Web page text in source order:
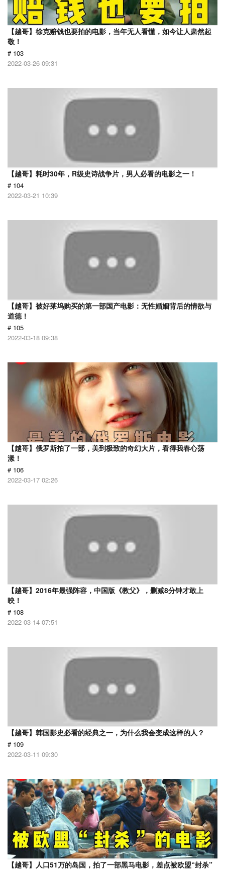
【越哥】徐克赔钱也要拍的电影，当年无人看懂，如今让人肃然起
敬！
# 103
2022-03-26 09:31
【越哥】耗时30年，R级史诗战争片，男人必看的电影之一！
# 104
2022-03-21 10:39
【越哥】被好莱坞购买的第一部国产电影：无性婚姻背后的情欲与
道德！
# 105
2022-03-18 09:38
【越哥】俄罗斯拍了一部，美到极致的奇幻大片，看得我春心荡
漾！
# 106
2022-03-17 02:26
【越哥】2016年最强阵容，中国版《教父》，删减8分钟才敢上
映！
# 108
2022-03-14 07:51
【越哥】韩国影史必看的经典之一，为什么我会变成这样的人？
# 109
2022-03-11 09:30
【越哥】人口51万的岛国，拍了一部黑马电影，差点被欧盟“封杀”